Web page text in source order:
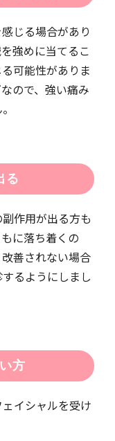
じる場合があり
強めに当てるこ
可能性がありま
ので、強い痛み
る
作用が出る方も
に落ち着くの
善されない場合
るようにしまし
方
イシャルを受け